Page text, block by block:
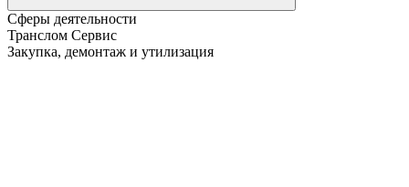
Сферы деятельности
Транслом Сервис
Закупка, демонтаж и утилизация